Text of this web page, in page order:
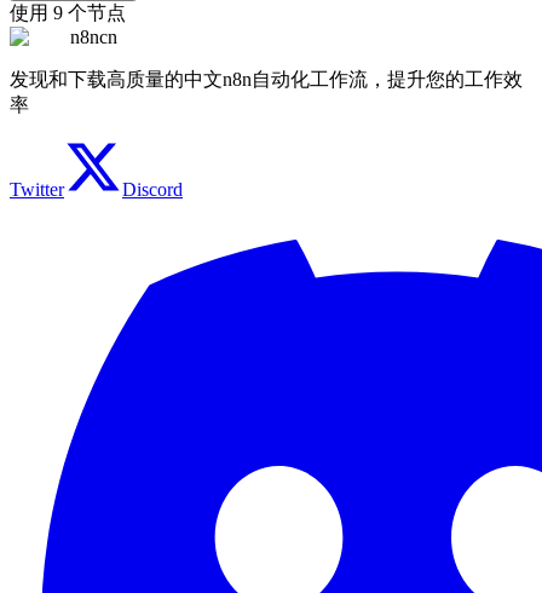
使用 9 个节点
n8ncn
发现和下载高质量的中文n8n自动化工作流，提升您的工作效
率
Twitter Discord